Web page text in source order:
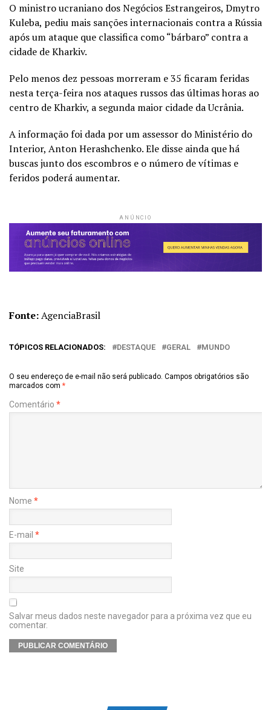
O ministro ucraniano dos Negócios Estrangeiros, Dmytro
Kuleba, pediu mais sanções internacionais contra a Rússia
após um ataque que classifica como “bárbaro” contra a
cidade de Kharkiv.
Pelo menos dez pessoas morreram e 35 ficaram feridas
nesta terça-feira nos ataques russos das últimas horas ao
centro de Kharkiv, a segunda maior cidade da Ucrânia.
A informação foi dada por um assessor do Ministério do
Interior, Anton Herashchenko. Ele disse ainda que há
buscas junto dos escombros e o número de vítimas e
feridos poderá aumentar.
ANÚNCIO
Fonte:AgenciaBrasil
TÓPICOS RELACIONADOS: DESTAQUE GERAL MUNDO
O seu endereço de e-mail não será publicado. Campos obrigatórios são
marcados com *
Comentário *
Nome *
E-mail *
Site
Salvar meus dados neste navegador para a próxima vez que eu
comentar.